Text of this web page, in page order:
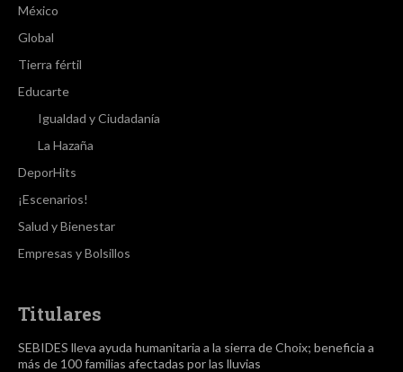
México
Global
Tierra fértil
Educarte
Igualdad y Ciudadanía
La Hazaña
DeporHits
¡Escenarios!
Salud y Bienestar
Empresas y Bolsillos
Titulares
SEBIDES lleva ayuda humanitaria a la sierra de Choix; beneficia a
más de 100 familias afectadas por las lluvias